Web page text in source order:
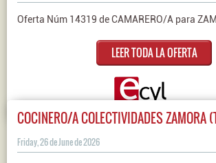
Oferta Núm 14319 de CAMARERO/A para
LEER TODA LA OFERTA
COCINERO/A COLECTIVIDADES ZAMORA
Friday, 26 de June de 2026